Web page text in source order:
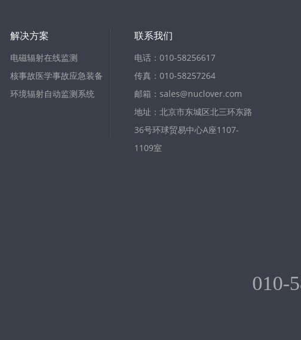
解决方案
电磁辐射在线监测
核事故医学事故应急装备
环境辐射自动监测系统
联系我们
电话：010-58256617
传真：010-58257264
邮箱：sales@nuclover.com
地址：北京市东城区北三环东路
36号环球贸易中心A座1107-
1109室
010-